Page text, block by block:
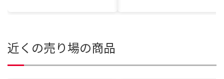
近くの売り場の商品